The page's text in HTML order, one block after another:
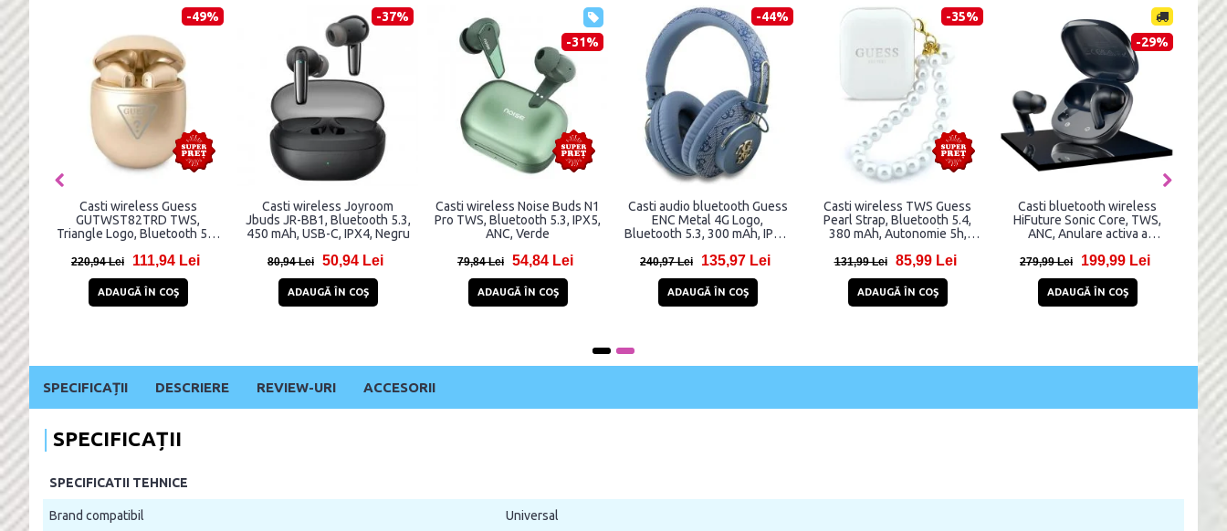
-34%
5,
20h,
-34%
Casti wireless Joyroom JR-
FB1, Bluetooth 5.3, 400 mAh,
IP54, Roz
78,95 Lei 51,95 Lei
ADAUGĂ ÎN COŞ
-23%
Casti wireless Joyroom JR-
OE2, Bluetooth 5.3, 600 mAh,
IPX5, USB-C, Portocaliu
175,99 Lei 134,99 Lei
ADAUGĂ ÎN COŞ
-29%
Casti wireless Joyroom JR-
TS1, Bluetooth 5.3, 400 mAh,
USB-C, Negru
100,97 Lei 71,97 Lei
ADAUGĂ ÎN COŞ
-49%
Casti wireless Guess
GUTWST82TRD TWS,
Triangle Logo, Bluetooth 5.0,
220,94 Lei 111,94 Lei
ADAUGĂ ÎN COŞ
-37%
Casti wireless Joyroom
Jbuds JR-BB1, Bluetooth 5.3,
450 mAh, USB-C, IPX4, Negru
80,94 Lei 50,94 Lei
ADAUGĂ ÎN COŞ
-31%
Casti wireless Noise Buds N1
Pro TWS, Bluetooth 5.3, IPX5,
ANC, Verde
79,84 Lei 54,84 Lei
ADAUGĂ ÎN COŞ
SPECIFICAȚII DESCRIERE REVIEW-URI ACCESORII
SPECIFICAȚII
SPECIFICATII TEHNICE
Brand compatibil Universal